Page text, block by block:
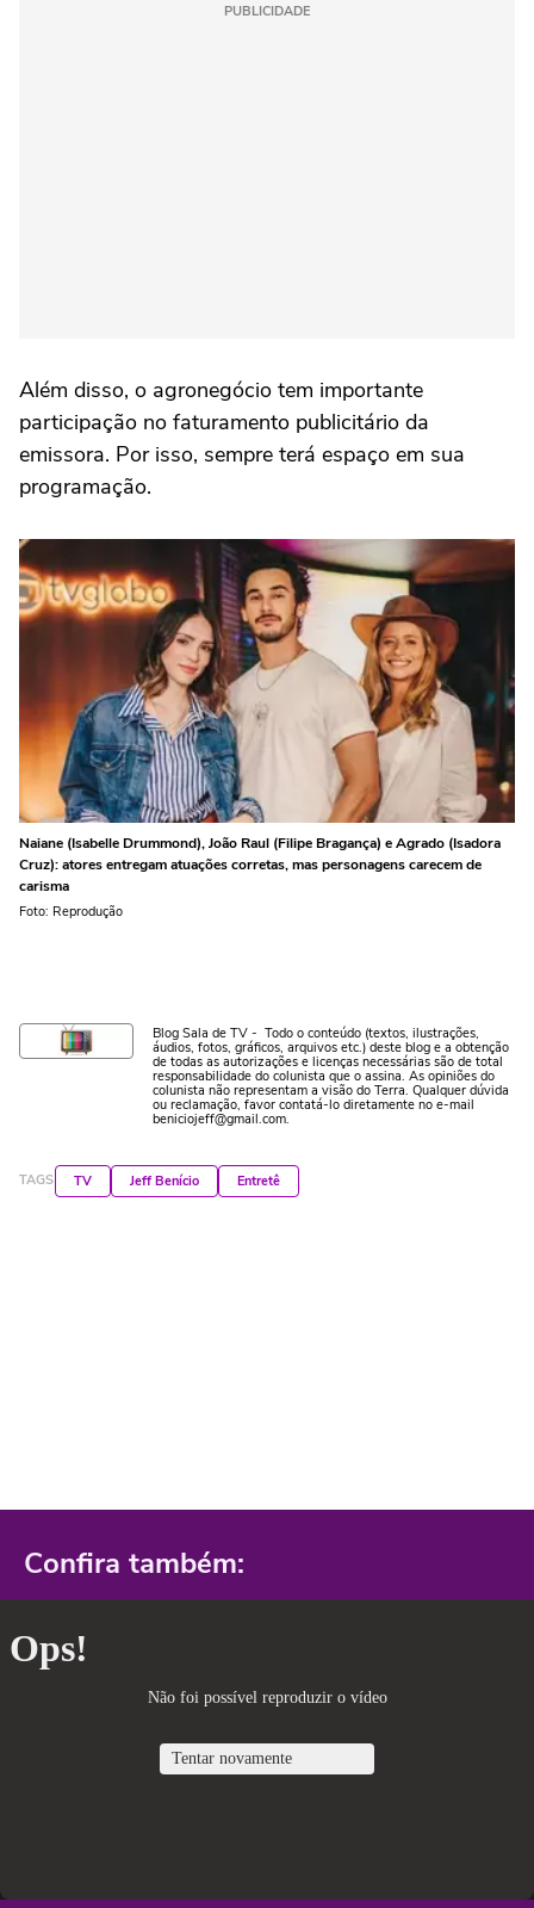
PUBLICIDADE
Além disso, o agronegócio tem importante
participação no faturamento publicitário da
emissora. Por isso, sempre terá espaço em sua
programação.
Naiane (Isabelle Drummond), João Raul (Filipe Bragança) e Agrado (Isadora
Cruz): atores entregam atuações corretas, mas personagens carecem de
carisma
Foto: Reprodução
Blog Sala de TV - Todo o conteúdo (textos, ilustrações,
áudios, fotos, gráficos, arquivos etc.) deste blog e a obtenção
de todas as autorizações e licenças necessárias são de total
responsabilidade do colunista que o assina. As opiniões do
colunista não representam a visão do Terra. Qualquer dúvida
ou reclamação, favor contatá-lo diretamente no e-mail
beniciojeff@gmail.com.
TAGS TV Jeff Benício Entretê
Confira também: